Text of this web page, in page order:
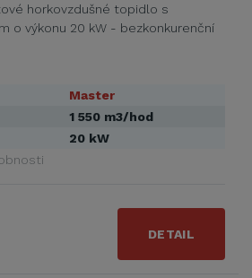
horkovzdušné topidlo s
o výkonu 20 kW - bezkonkurenční
Master
1 550 m3/hod
20 kW
DETAIL